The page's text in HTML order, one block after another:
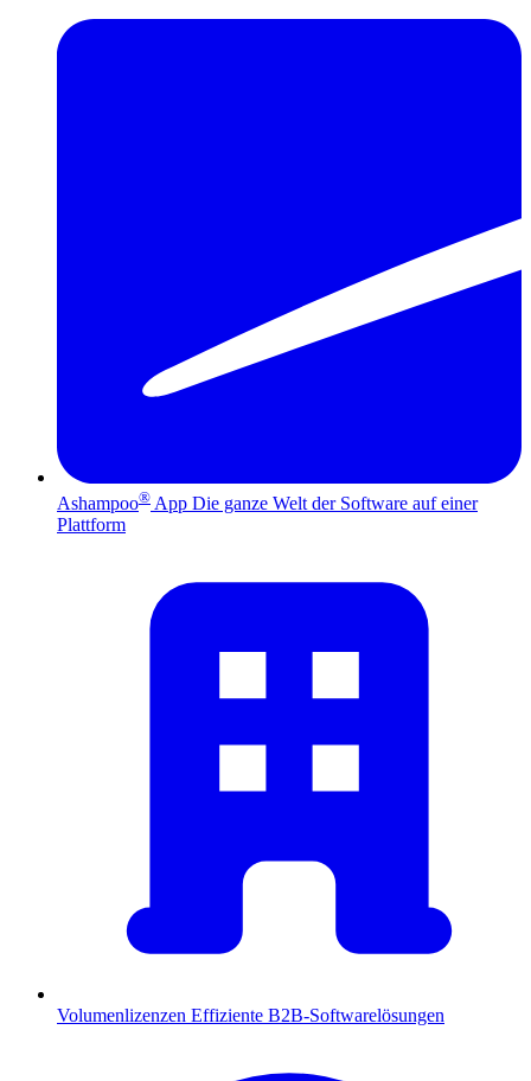
Ashampoo® App Die ganze Welt der Software auf einer
Plattform
Volumenlizenzen Effiziente B2B-Softwarelösungen